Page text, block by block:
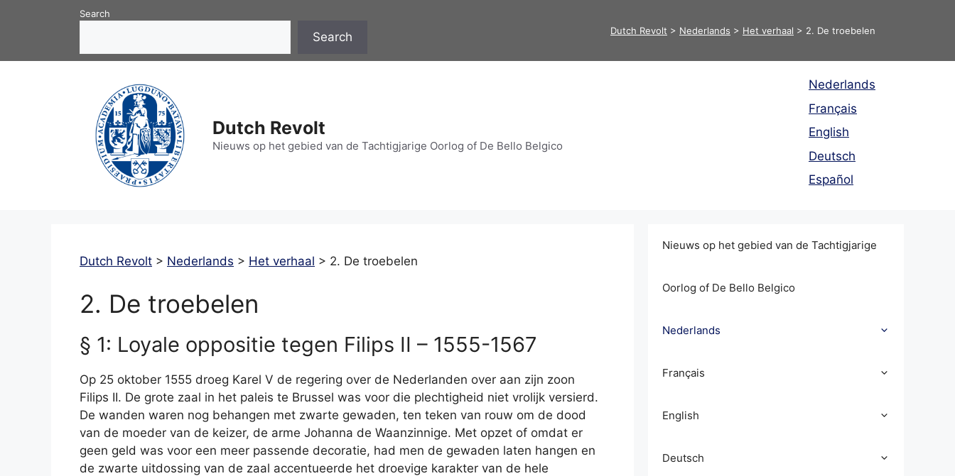
Dutch Revolt > Nederlands > Het verhaal > 2. De troebelen
Search
Search
Dutch Revolt
Nieuws op het gebied van de Tachtigjarige Oorlog of De Bello Belgico
Nederlands
Français
English
Deutsch
Español
Dutch Revolt > Nederlands > Het verhaal > 2. De troebelen
2. De troebelen
§ 1: Loyale oppositie tegen Filips II – 1555-1567
Op 25 oktober 1555 droeg Karel V de regering over de Nederlanden over aan zijn zoon
Filips II. De grote zaal in het paleis te Brussel was voor die plechtigheid niet vrolijk versierd.
De wanden waren nog behangen met zwarte gewaden, ten teken van rouw om de dood
van de moeder van de keizer, de arme Johanna de Waanzinnige. Met opzet of omdat er
geen geld was voor een meer passende decoratie, had men de gewaden laten hangen en
de zwarte uitdossing van de zaal accentueerde het droevige karakter van de hele
Nieuws op het gebied van de Tachtigjarige
Oorlog of De Bello Belgico
Nederlands
Français
English
Deutsch